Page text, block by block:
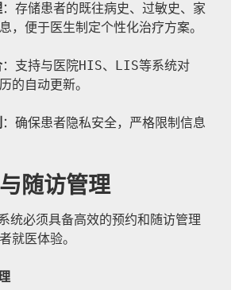
：存储患者的既往病史、过敏史、家
，便于医生制定个性化治疗方案。
：支持与医院HIS、LIS等系统对
的自动更新。
：确保患者隐私安全，严格限制信息
随访管理
统必须具备高效的预约和随访管理
就医体验。